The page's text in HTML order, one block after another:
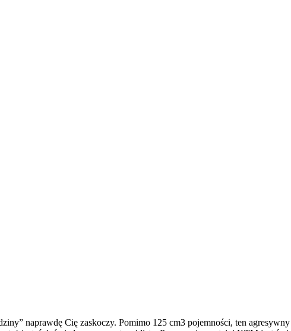
naprawdę Cię zaskoczy. Pomimo 125 cm3 pojemności, ten